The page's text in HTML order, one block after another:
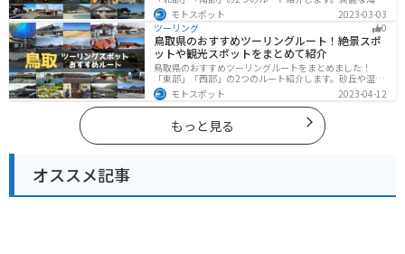
線が特徴的な海・自然豊かな山・趣のある神社を満喫す
るツーリングができます。バイクで宮崎県にツーリング
に行く際は参考にしてください。
モトスポット
2023-03-03
ツーリング
0
鳥取県のおすすめツーリングルート！絶景スポ
ットや観光スポットをまとめて紹介
鳥取県のおすすめツーリングルートをまとめました！
「東部」「西部」の2つのルート紹介します。砂丘や温泉
地、歴史ある城跡など魅力溢れるスポットが多数あるの
で楽しめます。バイクで鳥取県にツーリングに行く際は
参考にしてください。
モトスポット 2023-04-12
もっと見る
オススメ記事